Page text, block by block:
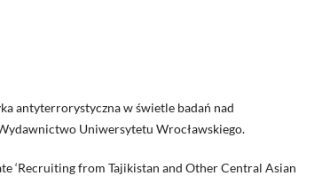
antyterrorystyczna w świetle badań nad
Uniwersytetu Wrocławskiego.
‘Recruiting from Tajikistan and Other Central Asian